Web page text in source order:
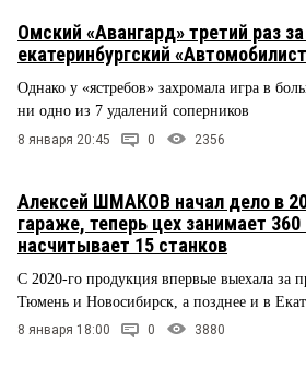
СТИЛЬ ЖИЗНИ
Омский «Авангард» третий раз
екатеринбургский
Однако у «ястребов» захромала игра в
ни одно из 7 удалений соперников
8 января 20:45 0 2356
Алексей ШМАКОВ начал дело в
гараже, теперь цех занимает
насчитывает 15 станков
С 2020-го продукция впервые выехала за
Тюмень и Новосибирск, а позднее и в
8 января 18:00 0 3880